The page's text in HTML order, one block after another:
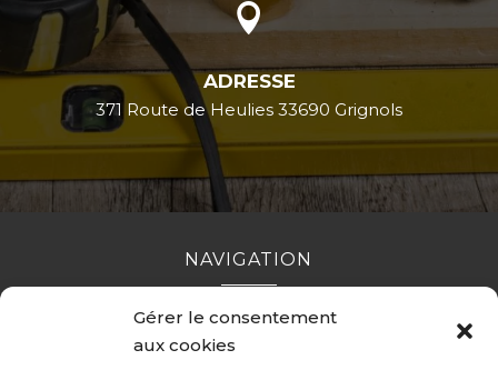
Gérer le consentement
aux cookies

ADRESSE
371 Route de Heulies 33690 Grignols
NAVIGATION
Contact Mentions légales